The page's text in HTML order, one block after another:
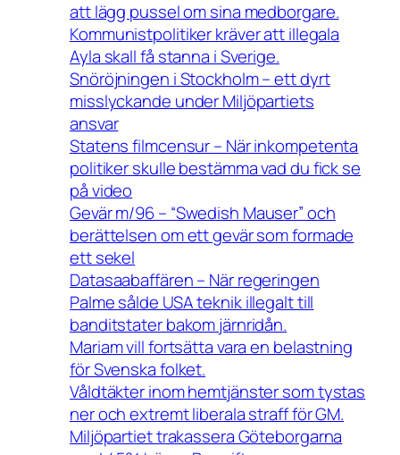
att lägg pussel om sina medborgare.
Kommunistpolitiker kräver att illegala
Ayla skall få stanna i Sverige.
Snöröjningen i Stockholm – ett dyrt
misslyckande under Miljöpartiets
ansvar
Statens filmcensur – När inkompetenta
politiker skulle bestämma vad du fick se
på video
Gevär m/96 – “Swedish Mauser” och
berättelsen om ett gevär som formade
ett sekel
Datasaabaffären – När regeringen
Palme sålde USA teknik illegalt till
banditstater bakom järnridån.
Mariam vill fortsätta vara en belastning
för Svenska folket.
Våldtäkter inom hemtjänster som tystas
ner och extremt liberala straff för GM.
Miljöpartiet trakassera Göteborgarna